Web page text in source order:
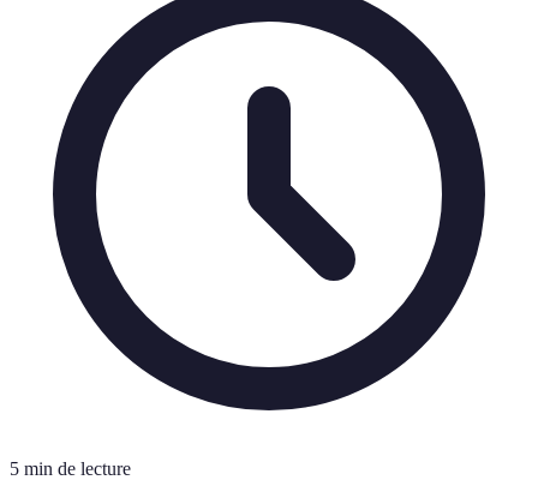
5 min de lecture